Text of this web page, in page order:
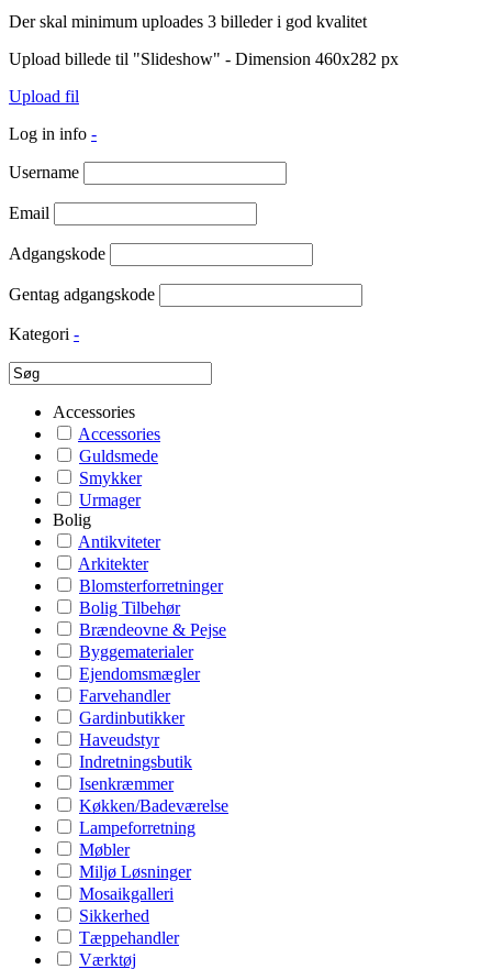
Der skal minimum uploades 3 billeder i god kvalitet
Upload billede til "Slideshow" - Dimension 460x282 px
Upload fil
Log in info -
Username
Email
Adgangskode
Gentag adgangskode
Kategori -
Accessories
Accessories
Guldsmede
Smykker
Urmager
Bolig
Antikviteter
Arkitekter
Blomsterforretninger
Bolig Tilbehør
Brændeovne & Pejse
Byggematerialer
Ejendomsmægler
Farvehandler
Gardinbutikker
Haveudstyr
Indretningsbutik
Isenkræmmer
Køkken/Badeværelse
Lampeforretning
Møbler
Miljø Løsninger
Mosaikgalleri
Sikkerhed
Tæppehandler
Værktøj